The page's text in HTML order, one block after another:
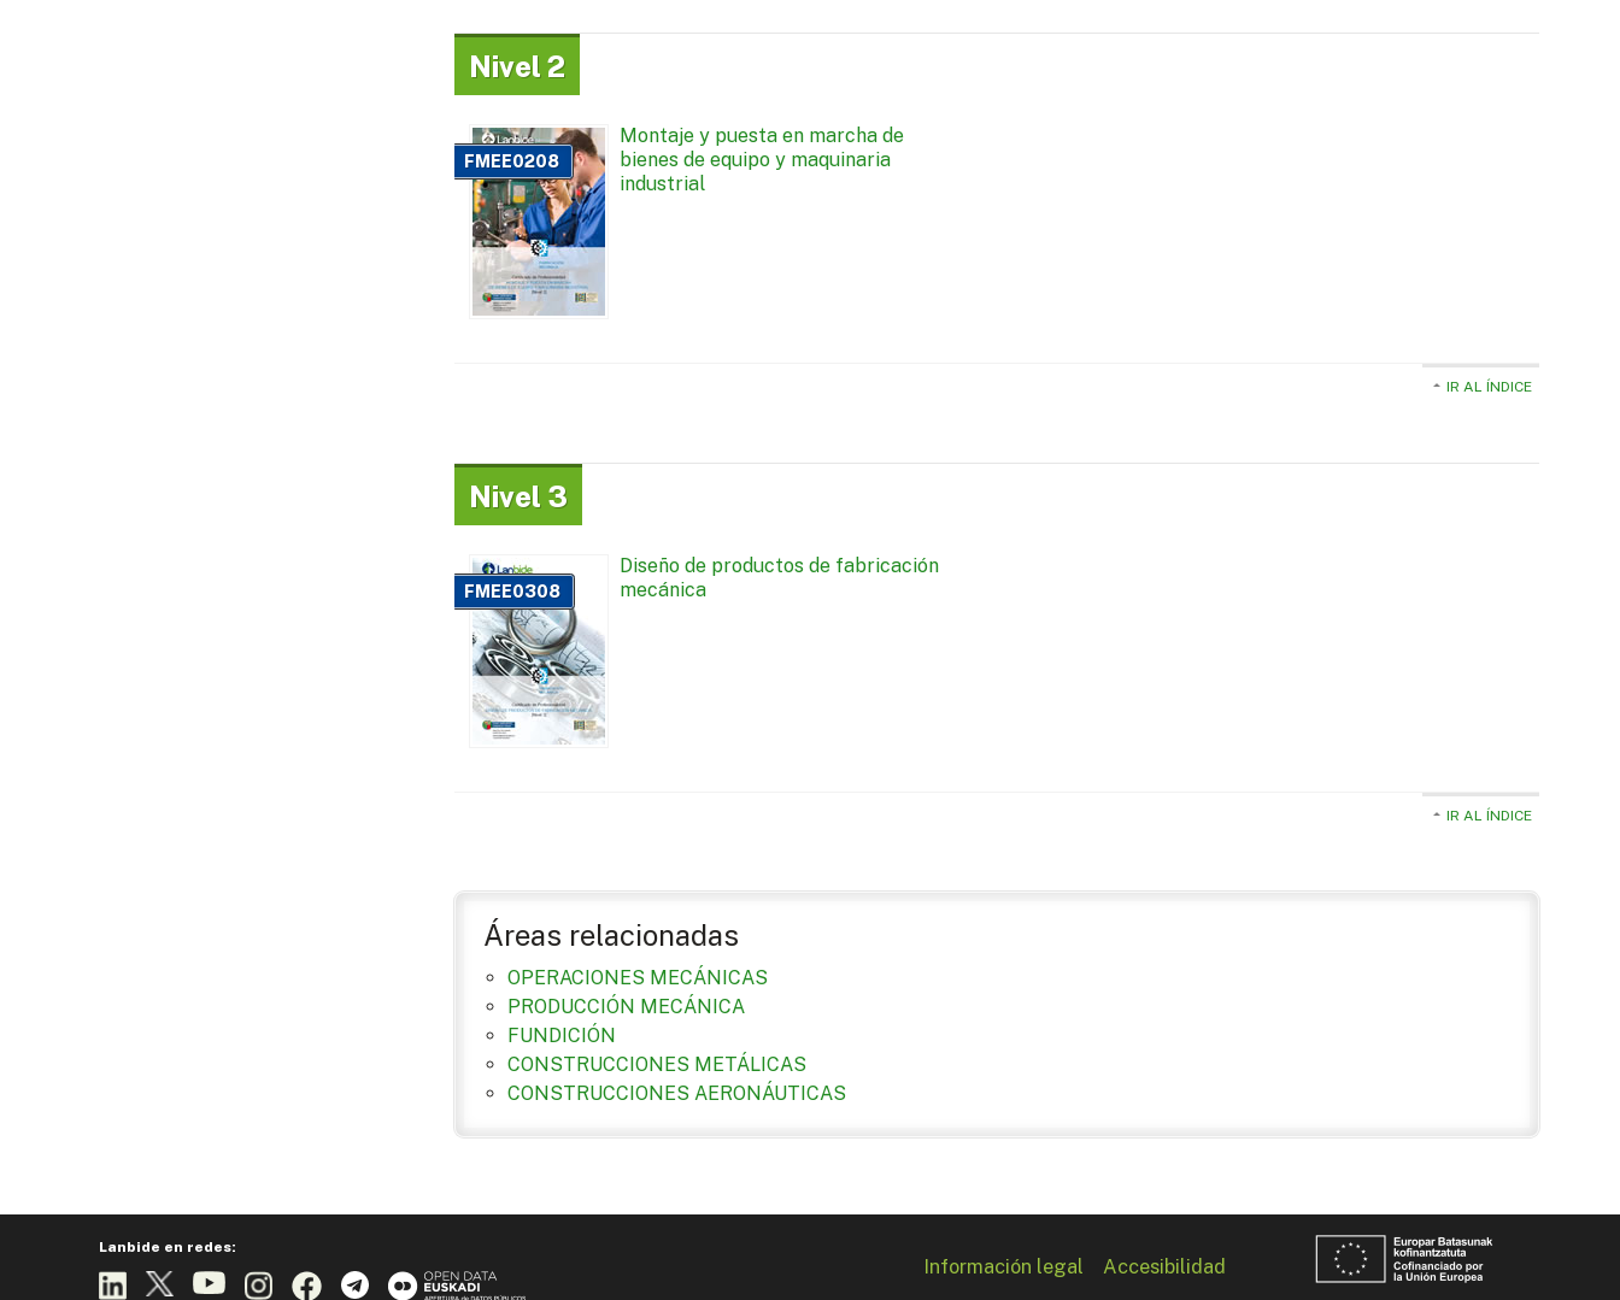
Nivel 2
FMEE0208
Montaje y puesta en marcha de
bienes de equipo y maquinaria
industrial
IR AL ÍNDICE
Nivel 3
FMEE0308
Diseño de productos de fabricación
mecánica
IR AL ÍNDICE
Áreas relacionadas
OPERACIONES MECÁNICAS
PRODUCCIÓN MECÁNICA
FUNDICIÓN
CONSTRUCCIONES METÁLICAS
CONSTRUCCIONES AERONÁUTICAS
Lanbide en redes:
Información legal Accesibilidad